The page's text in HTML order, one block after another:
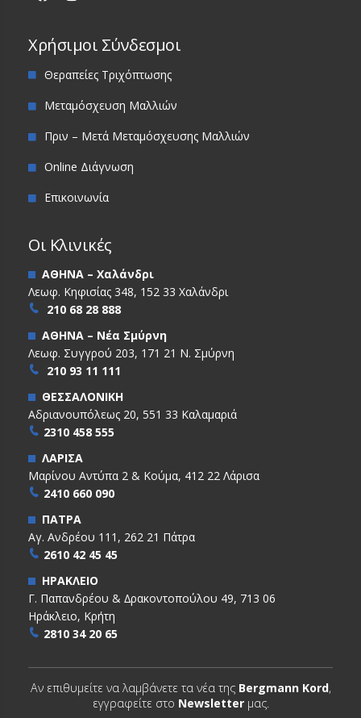
Χρήσιμοι Σύνδεσμοι
Θεραπείες Τριχόπτωσης
Μεταμόσχευση Μαλλιών
Πριν – Μετά Μεταμόσχευσης Μαλλιών
Online Διάγνωση
Επικοινωνία
Οι Κλινικές
ΑΘΗΝΑ – Χαλάνδρι
Λεωφ. Κηφισίας 348, 152 33 Χαλάνδρι
210 68 28 888
ΑΘΗΝΑ – Νέα Σμύρνη
Λεωφ. Συγγρού 203, 171 21 Ν. Σμύρνη
210 93 11 111
ΘΕΣΣΑΛΟΝΙΚΗ
Αδριανουπόλεως 20, 551 33 Καλαμαριά
2310 458 555
ΛΑΡΙΣΑ
Μαρίνου Αντύπα 2 & Κούμα, 412 22 Λάρισα
2410 660 090
ΠΑΤΡΑ
Αγ. Ανδρέου 111, 262 21 Πάτρα
2610 42 45 45
ΗΡΑΚΛΕΙΟ
Γ. Παπανδρέου & ∆ρακοντοπούλου 49, 713 06
Ηράκλειο, Κρήτη
2810 34 20 65
Αν επιθυμείτε να λαμβάνετε τα νέα της Bergmann Kord,
εγγραφείτε στο Newsletterμας.